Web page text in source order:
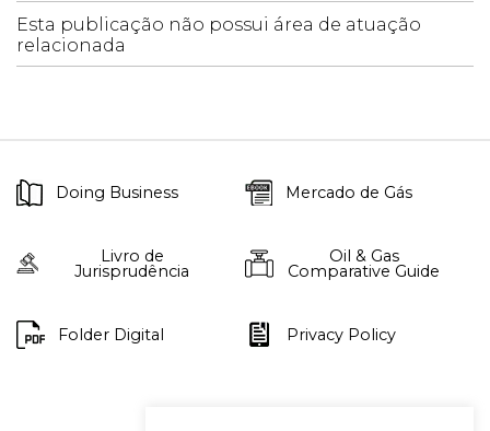
Esta publicação não possui área de atuação
relacionada
Doing Business Mercado de Gás
Livro de
Jurisprudência
Oil & Gas
Comparative Guide
Folder Digital Privacy Policy